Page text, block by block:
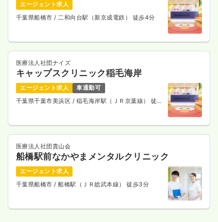
エージェント求人
千葉県船橋市 / 二和向台駅（新京成電鉄） 徒歩4分
医療法人社団ナイズ
キャップスクリニック稲毛海岸
エージェント求人
車通勤可
千葉県千葉市美浜区 / 稲毛海岸駅（ＪＲ京葉線） 徒歩
医療法人社団貴山会
船橋駅前なかやまメンタルクリニック
エージェント求人
千葉県船橋市 / 船橋駅（ＪＲ総武本線） 徒歩3分